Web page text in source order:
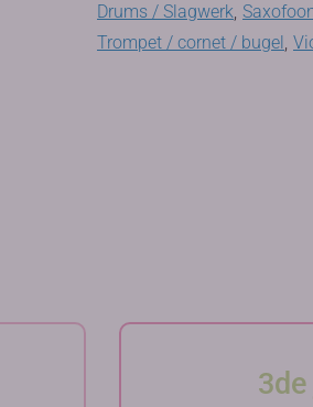
Drums / Slagwerk,
Trompet / cornet / bugel,